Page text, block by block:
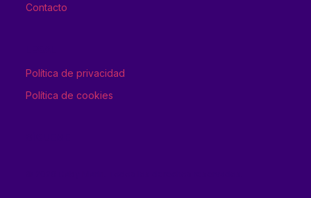
Contacto
Política de privacidad
Política de cookies